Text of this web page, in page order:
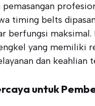
pemasangan
timing belts
berfungsi maksimal.
yang memiliki
dan keahlian
untuk